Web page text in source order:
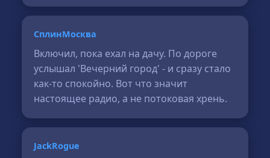
СплинМосква
Включил, пока ехал на дачу. По дороге
услышал 'Вечерний город' - и сразу стало
как-то спокойно. Вот что значит
настоящее радио, а не потоковая хрень.
JackRogue